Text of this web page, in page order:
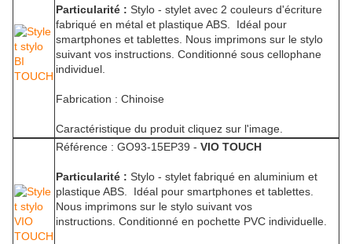
Particularité : Stylo - stylet avec 2 couleurs d'écriture
fabriqué en métal et plastique ABS. Idéal pour
smartphones et tablettes. Nous imprimons sur le stylo
suivant vos instructions. Conditionné sous cellophane
individuel.
Fabrication : Chinoise
Caractéristique du produit cliquez sur l'image.
Référence : GO93-15EP39 - VIO TOUCH
Particularité : Stylo - stylet fabriqué en aluminium et
plastique ABS. Idéal pour smartphones et tablettes.
Nous imprimons sur le stylo suivant vos
instructions. Conditionné en pochette PVC individuelle.